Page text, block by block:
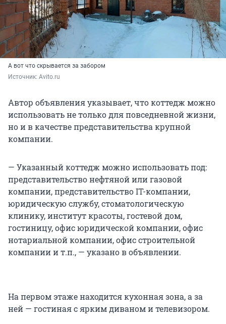
А вот что скрывается за забором
Источник: Avito.ru
Автор объявления указывает, что коттедж можно
использовать не только для повседневной жизни,
но и в качестве представительства крупной
компании.
— Указанный коттедж можно использовать под:
представительство нефтяной или газовой
компании, представительство IT-компании,
юридическую службу, стоматологическую
клинику, институт красоты, гостевой дом,
гостиницу, офис юридической компании, офис
нотариальной компании, офис строительной
компании и т.п., — указано в объявлении.
На первом этаже находится кухонная зона, а за
ней — гостиная с ярким диваном и телевизором.